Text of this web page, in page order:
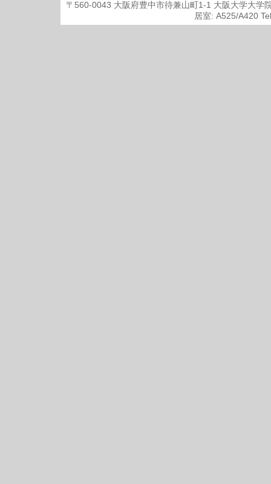
〒560-0043 大阪府豊中市待兼山町1-1 大阪大学大学
居室: A525/A420